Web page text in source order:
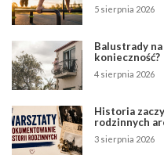
5 sierpnia 2026
Balustrady
konieczność?
4 sierpnia 2026
Historia
rodzinnych
3 sierpnia 2026